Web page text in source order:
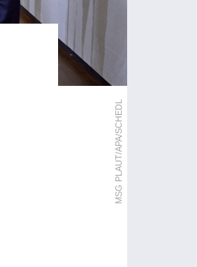
MSG PLAUT/APA/SCHEDL